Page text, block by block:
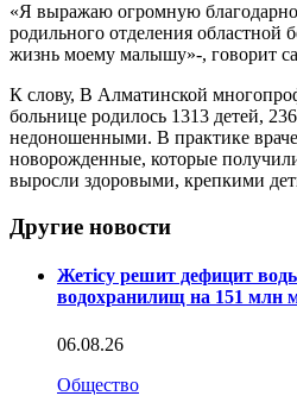
«Я выражаю огромную
родильного отделения областной
жизнь моему малышу»-, говорит
К слову, В Алматинской
больнице родилось 1313 детей,
недоношенными. В практике
новорожденные, которые
выросли здоровыми, крепкими
Другие новости
Жетісу решит дефицит
водохранилищ на 151 млн
06.08.26
Общество